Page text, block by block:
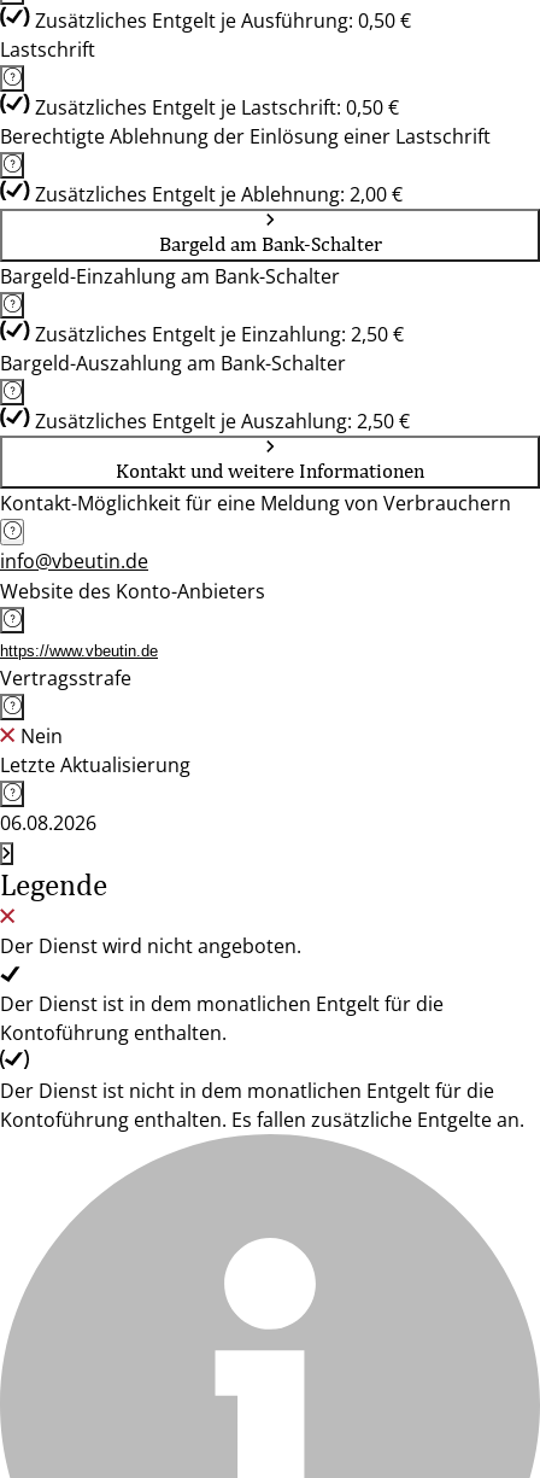
Zusätzliches Entgelt je Ausführung: 0,50 €
Lastschrift
Zusätzliches Entgelt je Lastschrift: 0,50 €
Berechtigte Ablehnung der Einlösung einer Lastschrift
Zusätzliches Entgelt je Ablehnung: 2,00 €
Bargeld am Bank-Schalter
Bargeld-Einzahlung am Bank-Schalter
Zusätzliches Entgelt je Einzahlung: 2,50 €
Bargeld-Auszahlung am Bank-Schalter
Zusätzliches Entgelt je Auszahlung: 2,50 €
Kontakt und weitere Informationen
Kontakt-Möglichkeit für eine Meldung von Verbrauchern
info@vbeutin.de
Website des Konto-Anbieters
https://www.vbeutin.de
Vertragsstrafe
Nein
Letzte Aktualisierung
06.08.2026
Legende
Der Dienst wird nicht angeboten.
Der Dienst ist in dem monatlichen Entgelt für die
Kontoführung enthalten.
Der Dienst ist nicht in dem monatlichen Entgelt für die
Kontoführung enthalten. Es fallen zusätzliche Entgelte an.